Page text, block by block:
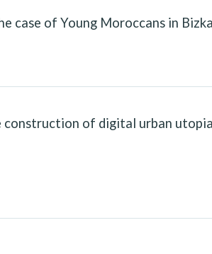
case of Young Moroccans in
construction of digital urban